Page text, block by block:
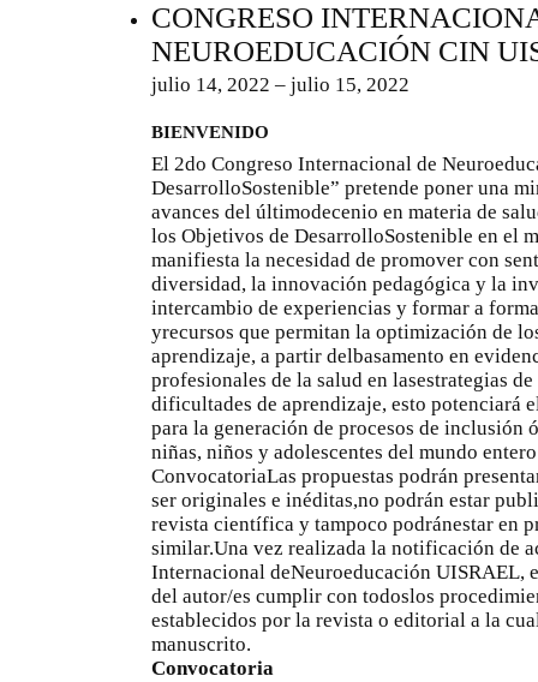
CONGRESO
NEUROEDUCACIÓN CIN
julio 14, 2022 – julio 15, 2022
BIENVENIDO
El 2do Congreso Internacional de
DesarrolloSostenible” pretende poner una
avances del últimodecenio en materia de
los Objetivos de DesarrolloSostenible en el
manifiesta la necesidad de promover con
diversidad, la innovación pedagógica y la
intercambio de experiencias y formar a
yrecursos que permitan la optimización de
aprendizaje, a partir delbasamento en
profesionales de la salud en lasestrategias
dificultades de aprendizaje, esto potenciará
para la generación de procesos de inclusión
niñas, niños y adolescentes del mundo
ConvocatoriaLas propuestas podrán
ser originales e inéditas,no podrán estar
revista científica y tampoco podránestar en
similar.Una vez realizada la notificación de
Internacional deNeuroeducación UISRAEL,
del autor/es cumplir con todoslos
establecidos por la revista o editorial a la
manuscrito.
Convocatoria